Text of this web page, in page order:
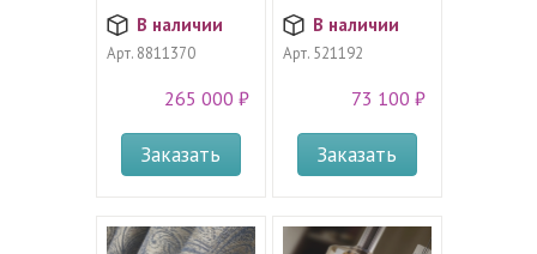
В наличии
Арт.8811370
265 000 ₽
Заказать
В наличии
Арт.521192
73 100 ₽
Заказать